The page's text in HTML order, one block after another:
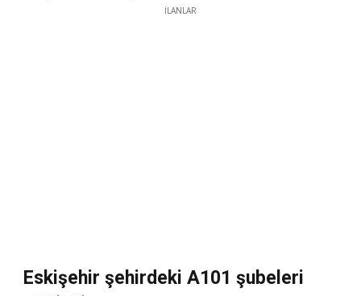
İLANLAR
Eskişehir şehirdeki A101 şubeleri